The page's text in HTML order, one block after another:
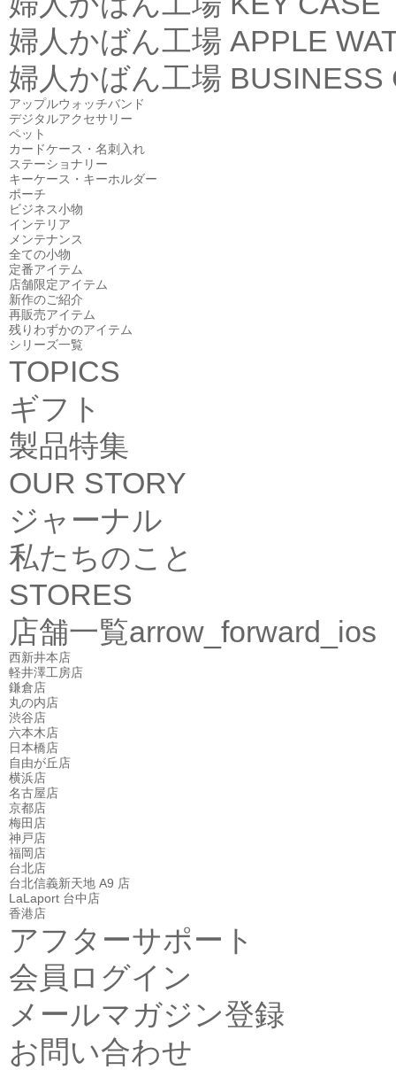
婦人かばん工場 APPLE
婦人かばん工場 BUSINESS
アップルウォッチバンド
デジタルアクセサリー
ペット
カードケース・名刺入れ
ステーショナリー
キーケース・キーホルダー
ポーチ
ビジネス小物
インテリア
メンテナンス
全ての小物
定番アイテム
店舗限定アイテム
新作のご紹介
再販売アイテム
残りわずかのアイテム
シリーズ一覧
TOPICS
ギフト
製品特集
OUR STORY
ジャーナル
私たちのこと
STORES
店舗一覧arrow_forward_ios
西新井本店
軽井澤工房店
鎌倉店
丸の内店
渋谷店
六本木店
日本橋店
自由が丘店
横浜店
名古屋店
京都店
梅田店
神戸店
福岡店
台北店
台北信義新天地 A9 店
LaLaport 台中店
香港店
アフターサポート
会員ログイン
メールマガジン登録
お問い合わせ